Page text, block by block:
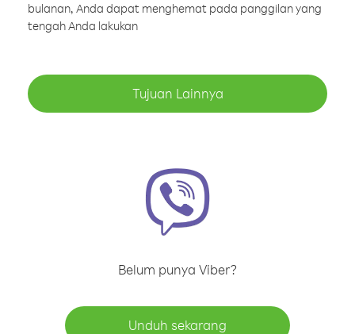
bulanan, Anda dapat menghemat pada panggilan yang
tengah Anda lakukan
Tujuan Lainnya
Belum punya Viber?
Unduh sekarang